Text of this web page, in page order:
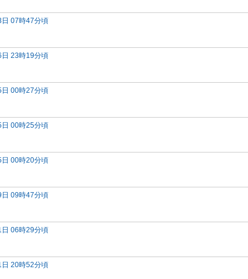
07時47分頃
23時19分頃
00時27分頃
00時25分頃
00時20分頃
09時47分頃
06時29分頃
20時52分頃